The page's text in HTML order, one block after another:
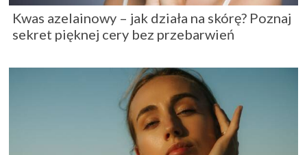
Kwas azelainowy – jak działa na skórę? Poznaj
sekret pięknej cery bez przebarwień